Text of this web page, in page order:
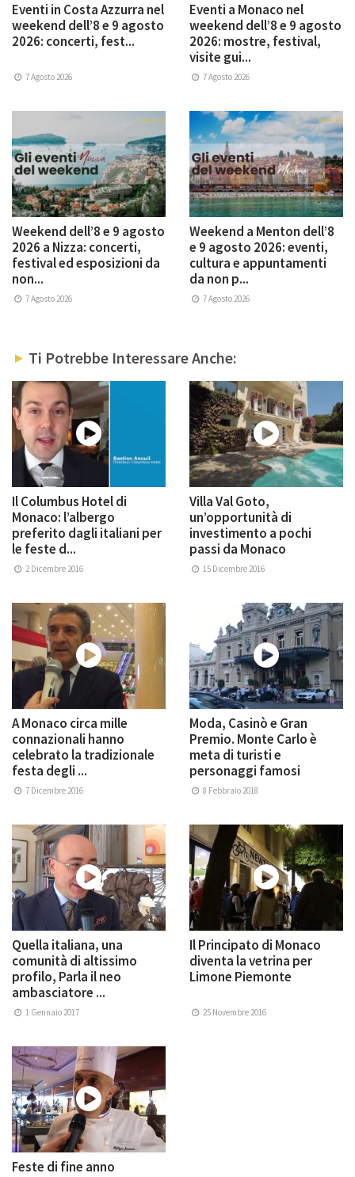
Eventi in Costa Azzurra nel
weekend dell’8 e 9 agosto
2026: concerti, fest...
7 Agosto 2026
Eventi a Monaco nel
weekend dell’8 e 9 agosto
2026: mostre, festival,
visite gui...
7 Agosto 2026
Weekend dell’8 e 9 agosto
2026 a Nizza: concerti,
festival ed esposizioni da
non...
7 Agosto 2026
Weekend a Menton dell’8
e 9 agosto 2026: eventi,
cultura e appuntamenti
da non p...
7 Agosto 2026
Ti Potrebbe Interessare Anche:
Il Columbus Hotel di
Monaco: l’albergo
preferito dagli italiani per
le feste d...
2 Dicembre 2016
Villa Val Goto,
un’opportunità di
investimento a pochi
passi da Monaco
15 Dicembre 2016
A Monaco circa mille
connazionali hanno
celebrato la tradizionale
festa degli ...
7 Dicembre 2016
Moda, Casinò e Gran
Premio. Monte Carlo è
meta di turisti e
personaggi famosi
8 Febbraio 2018
Quella italiana, una
comunità di altissimo
profilo, Parla il neo
ambasciatore ...
1 Gennaio 2017
Il Principato di Monaco
diventa la vetrina per
Limone Piemonte
25 Novembre 2016
Feste di fine anno